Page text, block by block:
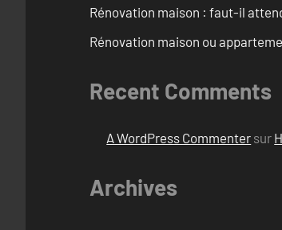
Rénovation maison : faut-il
Rénovation maison ou
Recent Comments
A WordPress Commenter sur
Archives